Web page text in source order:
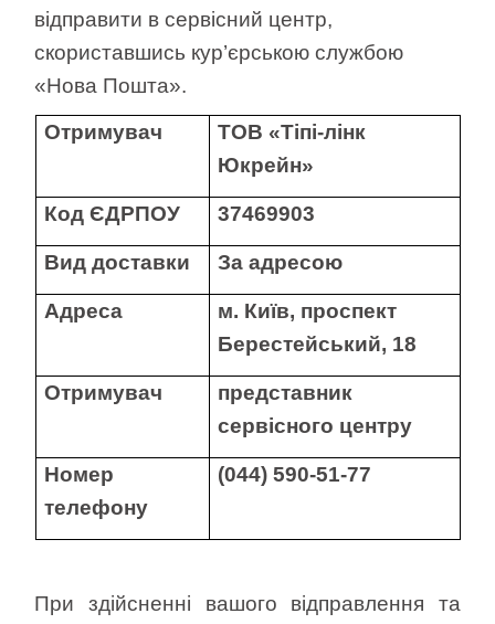
відправити в сервісний центр,
скориставшись кур’єрською службою
«Нова Пошта».
Отримувач
ТОВ «Тіпі-лінк
Юкрейн»
Код ЄДРПОУ 37469903
Вид доставки За адресою
Адреса
м. Київ, проспект
Берестейський, 18
Отримувач
представник
сервісного центру
Номер
телефону
(044) 590-51-77
При здійсненні вашого відправлення та